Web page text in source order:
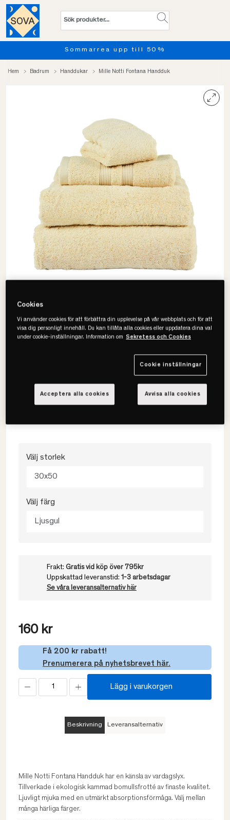
Sommarrea upp till 50%
Hem Badrum Handdukar Mille Notti Fontana Handduk
Välj storlek
30x50
Välj färg
Ljusgul
Frakt: Gratis vid köp över 795kr
Uppskattad leveranstid: 1-3 arbetsdagar
Se våra leveransalternativ här
160 kr
Få 200 kr rabatt!
Prenumerera på nyhetsbrevet här.
Lägg i varukorgen
Beskrivning Leveransalternativ
Mille Notti Fontana Handduk har en känsla av vardagslyx.
Tillverkade i ekologisk kammad bomullsfrotté av finaste kvalitet.
Ljuvligt mjuka med en utmärkt absorptionsförmåga. Välj mellan
många härliga färger.
Cookies
Vi använder cookies för att förbättra din upplevelse på vår webbplats och för att
visa dig personligt innehåll. Du kan tillåta alla cookies eller uppdatera dina val
under cookie-inställningar. Information om Sekretess och Cookies
Cookie inställningar
Avvisa alla cookies
Acceptera alla cookies